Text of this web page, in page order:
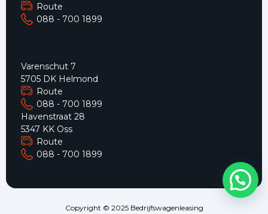
Route
088 - 700 1899
Varenschut 7
5705 DK Helmond
Route
088 - 700 1899
Havenstraat 28
5347 KK Oss
Route
088 - 700 1899
Copyright © 2025 Bedrijfswagenleasing